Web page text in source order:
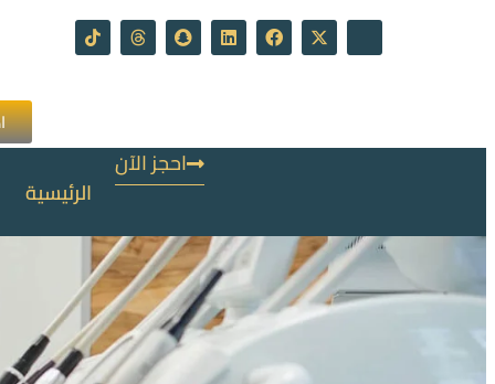
احجز الآن
الرئيسية